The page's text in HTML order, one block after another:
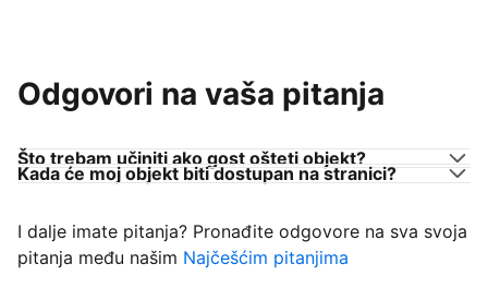
Odgovori na vaša pitanja
Što trebam učiniti ako gost ošteti objekt?
Kada će moj objekt biti dostupan na stranici?
I dalje imate pitanja? Pronađite odgovore na sva svoja
pitanja među našim Najčešćim pitanjima